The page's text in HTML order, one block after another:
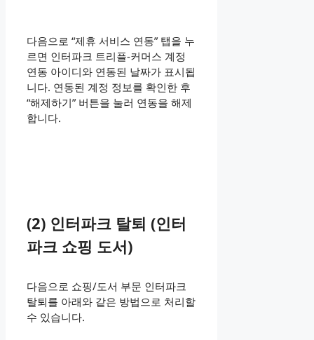
다음으로 “제휴 서비스 연동” 탭을 누
르면 인터파크 트리플-커머스 계정
연동 아이디와 연동된 날짜가 표시됩
니다. 연동된 계정 정보를 확인한 후
“해제하기” 버튼을 눌러 연동을 해제
합니다.
(2) 인터파크 탈퇴 (인터
파크 쇼핑 도서)
다음으로 쇼핑/도서 부문 인터파크
탈퇴를 아래와 같은 방법으로 처리할
수 있습니다.